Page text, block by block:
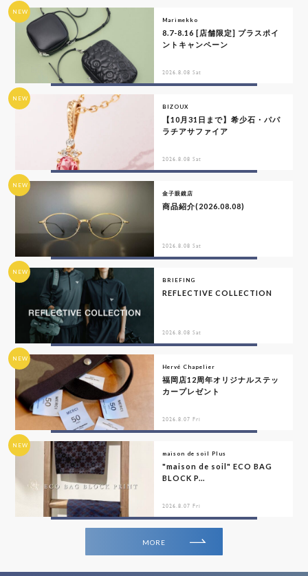
NEW
Marimekko
8.7-8.16 [店舗限定] プラスポイ
ントキャンペーン
2026.8.08 Sat
NEW
BIZOUX
【10月31日まで】希少石・パパ
ラチアサファイア
2026.8.08 Sat
NEW
金子眼鏡店
商品紹介(2026.08.08)
2026.8.08 Sat
NEW
BRIEFING
REFLECTIVE COLLECTION
2026.8.08 Sat
NEW
Hervé Chapelier
福岡店12周年オリジナルステッ
カープレゼント
2026.8.07 Fri
NEW
maison de soil Plus
"maison de soil" ECO BAG
BLOCK P...
2026.8.07 Fri
MORE